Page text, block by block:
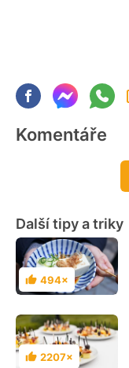
Komentáře
Další tipy a triky
Hodnocení
494×
Hodnocení
2207×